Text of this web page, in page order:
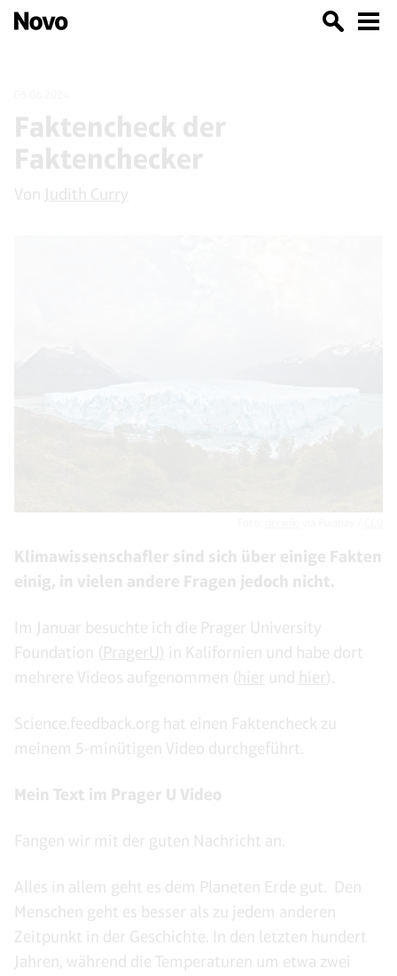
Faktencheck der
Faktenchecker
Von Judith Curry
Klimawissenschafler sind sich über einige Fakten
einig, in vielen andere Fragen jedoch nicht.
Im Januar besuchte ich die Prager University
Foundation (PragerU) in Kalifornien und habe dort
mehrere Videos aufgenommen ( hier und hier).
Science.feedback.org hat einen Faktencheck zu
meinem 5-minütigen Video durchgeführt.
Mein Text im Prager U Video
Fangen wir mit der guten Nachricht an.
Alles in allem geht es dem Planeten Erde gut. Den
Menschen geht es besser als zu jedem anderen
Zeitpunkt in der Geschichte. In den letzten hundert
Jahren, während die Temperaturen um etwa zwei